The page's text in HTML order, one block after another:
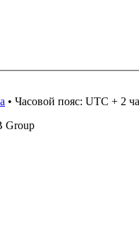
• Часовой пояс: UTC + 2
Group